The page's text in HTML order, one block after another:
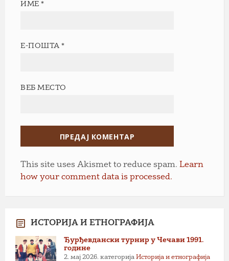
ИМЕ*
Е-ПОШТА*
ВЕБ МЕСТО
This site uses Akismet to reduce spam. Learn
how your comment data is processed.
ИСТОРИЈА И ЕТНОГРАФИЈА
Ђурђевдански турнир у Чечави 1991.
године
2. мај 2026. категорија Историја и етнографија